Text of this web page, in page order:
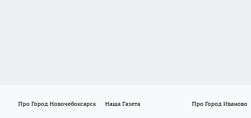
Про Город Новочебоксарск Наша Газета Про Город Иваново